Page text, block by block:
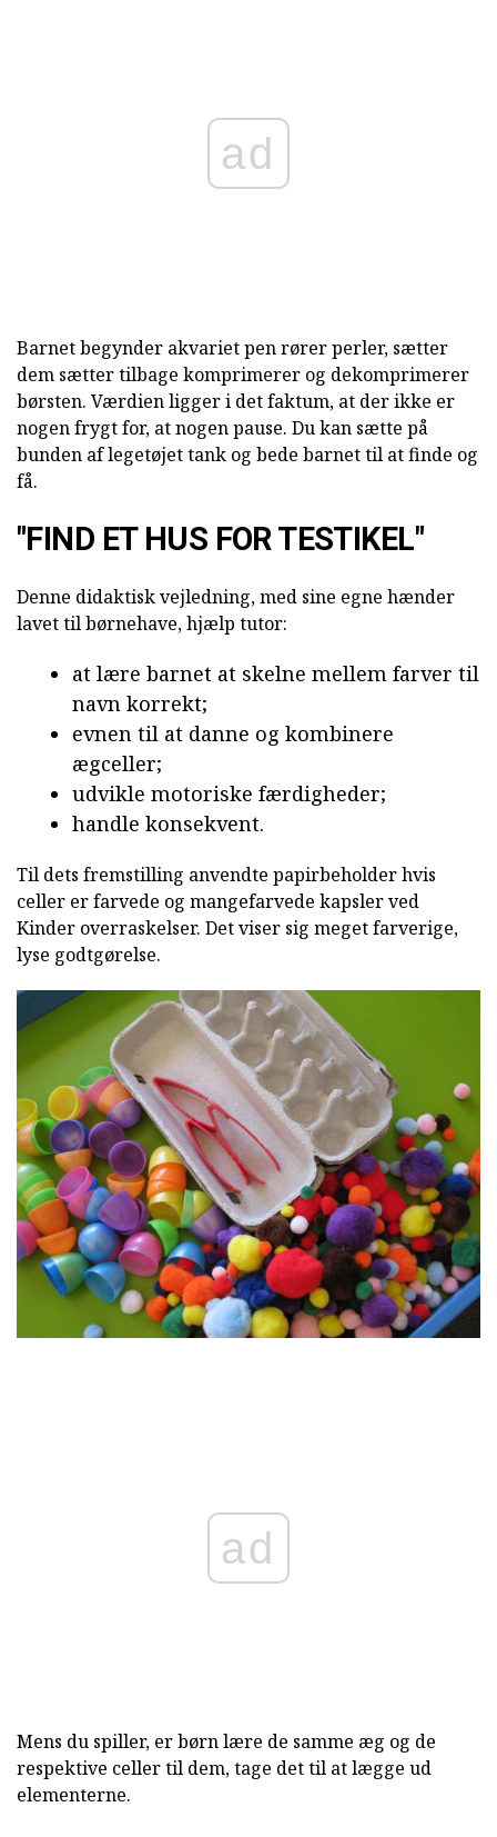
ad
Barnet begynder akvariet pen rører perler, sætter
dem sætter tilbage komprimerer og dekomprimerer
børsten. Værdien ligger i det faktum, at der ikke er
nogen frygt for, at nogen pause. Du kan sætte på
bunden af legetøjet tank og bede barnet til at finde og
få.
"FIND ET HUS FOR TESTIKEL"
Denne didaktisk vejledning, med sine egne hænder
lavet til børnehave, hjælp tutor:
at lære barnet at skelne mellem farver til
navn korrekt;
evnen til at danne og kombinere
ægceller;
udvikle motoriske færdigheder;
handle konsekvent.
Til dets fremstilling anvendte papirbeholder hvis
celler er farvede og mangefarvede kapsler ved
Kinder overraskelser. Det viser sig meget farverige,
lyse godtgørelse.
ad
Mens du spiller, er børn lære de samme æg og de
respektive celler til dem, tage det til at lægge ud
elementerne.